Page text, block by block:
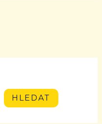
HLEDAT